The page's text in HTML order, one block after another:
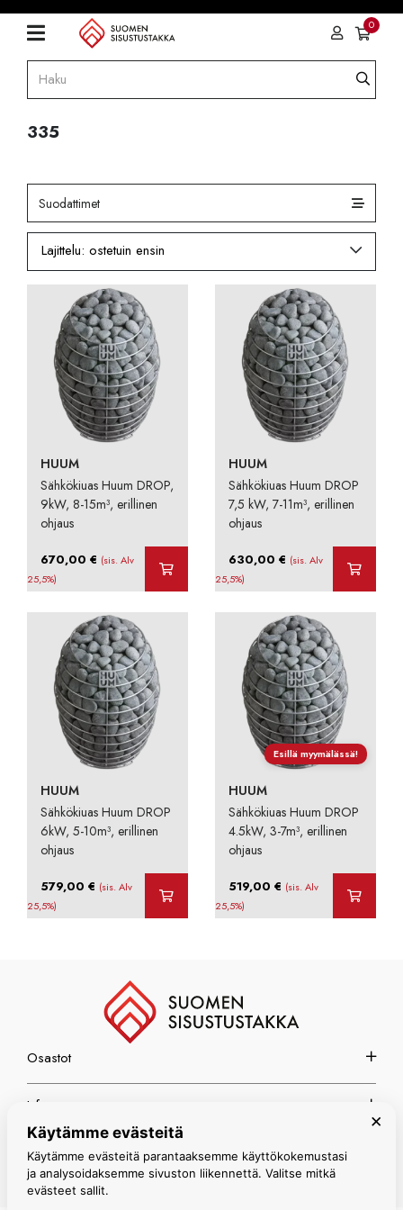
0
335
Suodattimet
HUUM
Sähkökiuas Huum DROP,
9kW, 8-15m³, erillinen
ohjaus
670,00€ (sis. Alv
25,5%)
HUUM
Sähkökiuas Huum DROP
7,5 kW, 7-11m³, erillinen
ohjaus
630,00€ (sis. Alv
25,5%)
HUUM
Sähkökiuas Huum DROP
6kW, 5-10m³, erillinen
ohjaus
579,00€ (sis. Alv
25,5%)
Esillä myymälässä!
HUUM
Sähkökiuas Huum DROP
4.5kW, 3-7m³, erillinen
ohjaus
519,00€ (sis. Alv
25,5%)
Osastot
Info
Espoon myymälä
×
Käytämme evästeitä
Käytämme evästeitä parantaaksemme käyttökokemustasi
ja analysoidaksemme sivuston liikennettä. Valitse mitkä
evästeet sallit.